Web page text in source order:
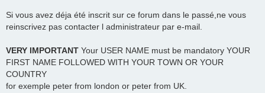
Si vous avez déja été inscrit sur ce forum dans le passé,ne vous
reinscrivez pas contacter l administrateur par e-mail.
VERY IMPORTANT Your USER NAME must be mandatory YOUR
FIRST NAME FOLLOWED WITH YOUR TOWN OR YOUR
COUNTRY
for exemple peter from london or peter from UK.